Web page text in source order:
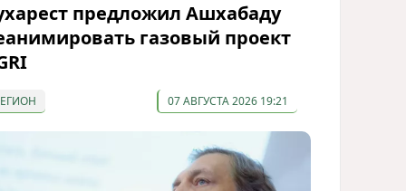
предложил Ашхабаду
газовый проект
07 АВГУСТА 2026 19:21